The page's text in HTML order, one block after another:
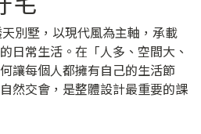
別墅，以現代風為主軸，承載
日常生活。在「人多、空間大、
讓每個人都擁有自己的生活節
然交會，是整體設計最重要的課